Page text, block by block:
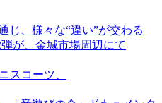
じ、様々な“違い”が交わる
が、金城市場周辺にて
スコーツ、